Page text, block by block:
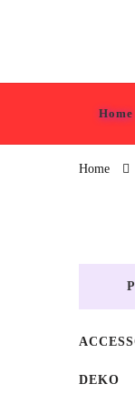
Home
Home
DEKO